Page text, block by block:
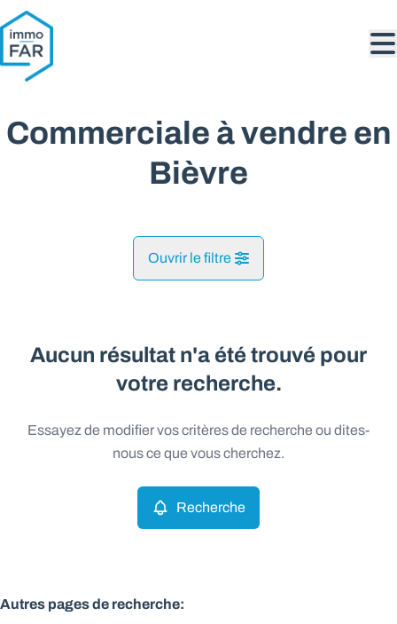
Aller au contenu principal
Commerciale à vendre en
Bièvre
Ouvrir le filtre
Bièvre (5555) Remove
Commerciale Remove
Vue de la carte
Recherche Trier par
Aucun résultat n'a été trouvé pour
votre recherche.
Essayez de modifier vos critères de recherche ou dites-
nous ce que vous cherchez.
Recherche
Autres pages de recherche: